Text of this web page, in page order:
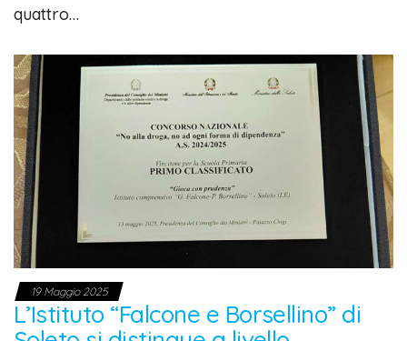
quattro…
19 Maggio 2025
L’Istituto “Falcone e Borsellino” di